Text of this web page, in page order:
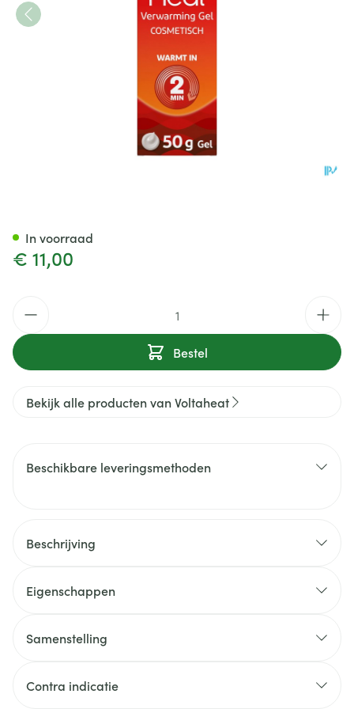
€ 11,00
Bestel
In voorraad
Bekijk alle producten van Voltaheat
Beschikbare leveringsmethoden
Beschrijving
Eigenschappen
Samenstelling
Contra indicatie